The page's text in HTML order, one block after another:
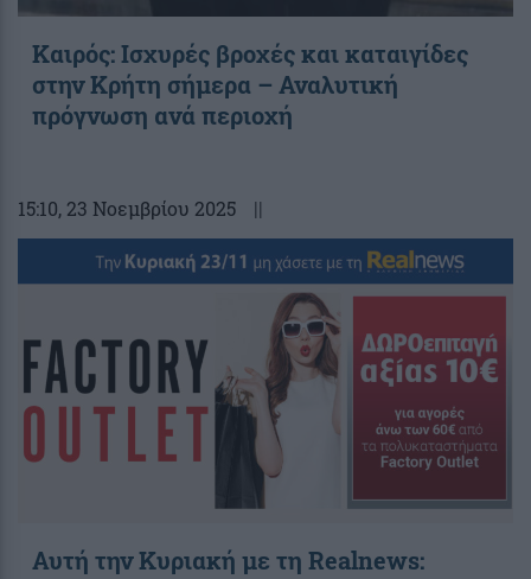
Καιρός: Ισχυρές βροχές και καταιγίδες
στην Κρήτη σήμερα – Αναλυτική
πρόγνωση ανά περιοχή
15:10, 23 Νοεμβρίου 2025 ||
Αυτή την Κυριακή με τη Realnews: